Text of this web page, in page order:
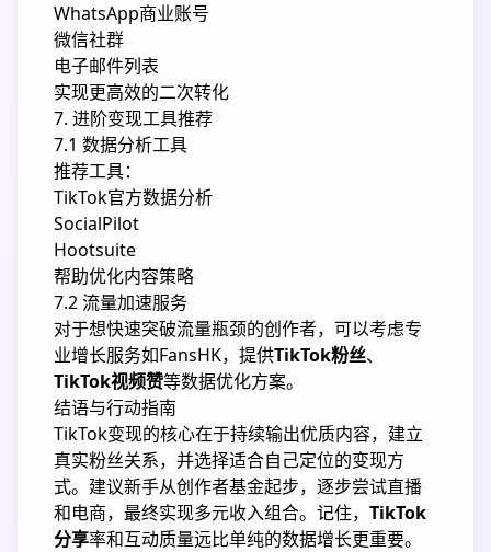
WhatsApp商业账号
微信社群
电子邮件列表
实现更高效的二次转化
7. 进阶变现工具推荐
7.1 数据分析工具
推荐工具：
TikTok官方数据分析
SocialPilot
Hootsuite
帮助优化内容策略
7.2 流量加速服务
对于想快速突破流量瓶颈的创作者，可以考虑专
业增长服务如FansHK，提供TikTok粉丝、
TikTok视频赞等数据优化方案。
结语与行动指南
TikTok变现的核心在于持续输出优质内容，建立
真实粉丝关系，并选择适合自己定位的变现方
式。建议新手从创作者基金起步，逐步尝试直播
和电商，最终实现多元收入组合。记住， TikTok
分享率和互动质量远比单纯的数据增长更重要。